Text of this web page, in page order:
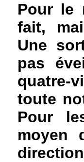
Pour le
fait,
Une
pas
quatre-
toute
Pour
moyen